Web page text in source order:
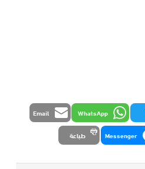
WhatsApp
Email
Messenger طباعة